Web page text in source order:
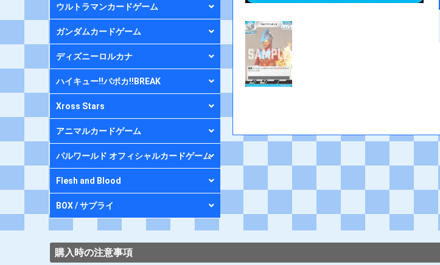
ウルトラマンカードゲーム
ガンダムカードゲーム
ディズニーロルカナ
ハイキュー!!バボカ!!BREAK
Xross Stars
アニマルカードゲーム
パルワールド オフィシャルカードゲーム
Flesh and Blood
BOX / サプライ
購入時の注意事項